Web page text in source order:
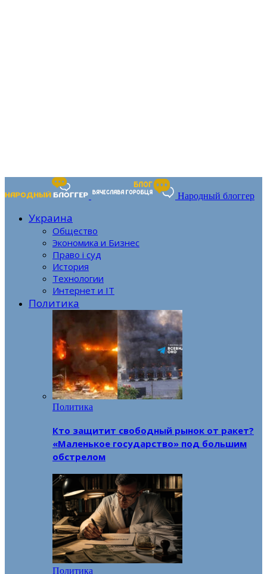
Народный блоггер
Украина
Общество
Экономика и Бизнес
Право і суд
История
Технологии
Интернет и IT
Политика
Политика
Кто защитит свободный рынок от ракет?
«Маленькое государство» под большим
обстрелом
Политика